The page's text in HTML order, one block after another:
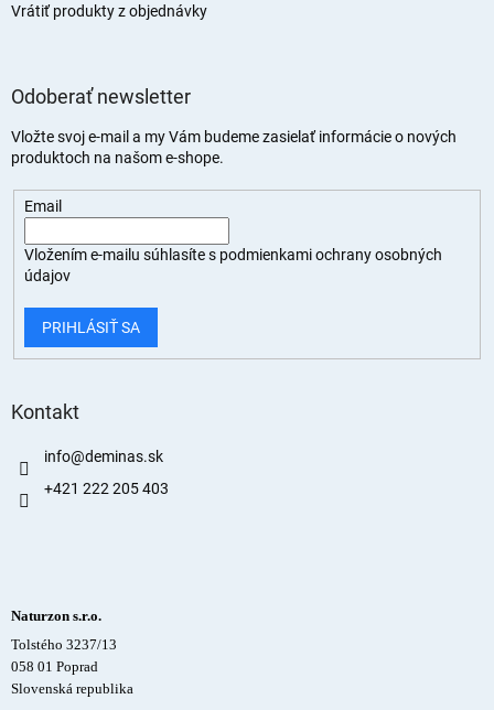
Vrátiť produkty z objednávky
Odoberať newsletter
Vložte svoj e-mail a my Vám budeme zasielať informácie o nových
produktoch na našom e-shope.
Email
Vložením e-mailu súhlasíte s podmienkami ochrany osobných
údajov
PRIHLÁSIŤ SA
Kontakt
info@deminas.sk
+421 222 205 403
Naturzon s.r.o.
Tolstého 3237/13
058 01 Poprad
Slovenská republika